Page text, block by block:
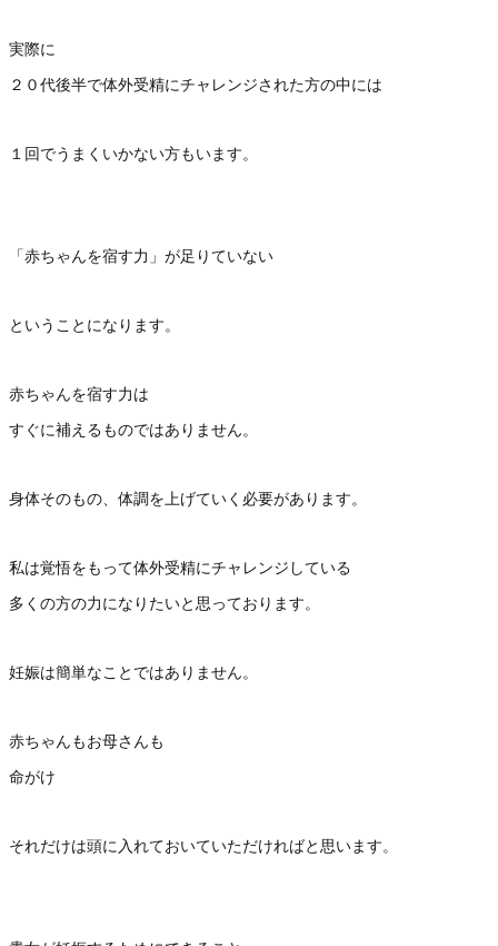
実際に
２０代後半で体外受精にチャレンジされた方の中には
１回でうまくいかない方もいます。
「赤ちゃんを宿す力」が足りていない
ということになります。
赤ちゃんを宿す力は
すぐに補えるものではありません。
身体そのもの、体調を上げていく必要があります。
私は覚悟をもって体外受精にチャレンジしている
多くの方の力になりたいと思っております。
妊娠は簡単なことではありません。
赤ちゃんもお母さんも
命がけ
それだけは頭に入れておいていただければと思います。